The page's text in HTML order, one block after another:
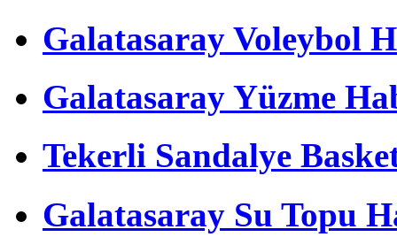
Galatasaray Voleybol
Galatasaray Yüzme
Tekerli Sandalye
Galatasaray Su Topu